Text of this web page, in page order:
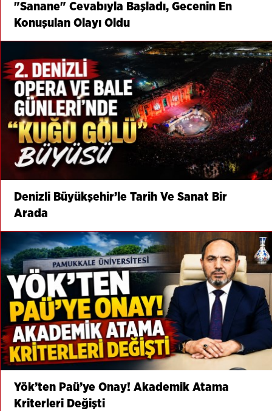
"Sanane" Cevabıyla Başladı, Gecenin En
Konuşulan Olayı Oldu
Denizli Büyükşehir’le Tarih Ve Sanat Bir
Arada
Yök’ten Paü’ye Onay! Akademik Atama
Kriterleri Değişti